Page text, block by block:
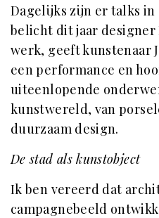
Dagelijks zijn er talks in
belicht dit jaar
werk, geeft kunstenaar
een performance en
uiteenlopende
kunstwereld, van
duurzaam design.
De stad als kunstobject
Ik ben vereerd dat
campagnebeeld